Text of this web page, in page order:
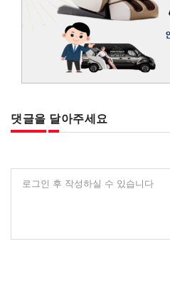
댓글을 달아주세요
로그인 후 작성하실 수 있습니다